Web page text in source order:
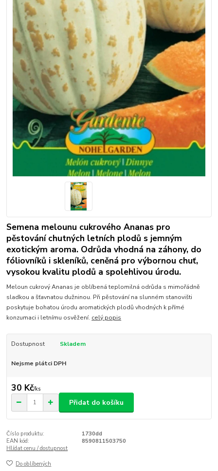
Semena melounu cukrového Ananas pro
pěstování chutných letních plodů s jemným
exotickým aroma. Odrůda vhodná na záhony, do
fóliovníků i skleníků, ceněná pro výbornou chuť,
vysokou kvalitu plodů a spolehlivou úrodu.
Meloun cukrový Ananas je oblíbená teplomilná odrůda s mimořádně
sladkou a šťavnatou dužninou. Při pěstování na slunném stanovišti
poskytuje bohatou úrodu aromatických plodů vhodných k přímé
konzumaci i letnímu osvěžení. celý popis
Dostupnost Skladem
Nejsme plátci DPH
30 Kč/ks
Přidat do košíku
Číslo produktu:
1730dd
EAN kód:
8590811503750
Hlídat cenu / dostupnost
Do oblíbených